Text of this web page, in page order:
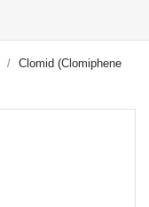
Clomid (Clomiphene